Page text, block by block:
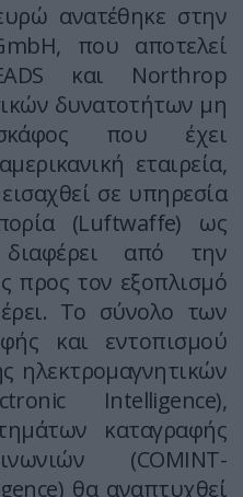
ανατέθηκε στην
που αποτελεί
και Northrop
δυνατοτήτων μη
που έχει
εταιρεία,
σε υπηρεσία
(Luftwaffe) ως
από την
προς τον εξοπλισμό
Το σύνολο των
και εντοπισμού
ηλεκτρομαγνητικών
Intelligence),
καταγραφής
(COMINT-
θα αναπτυχθεί